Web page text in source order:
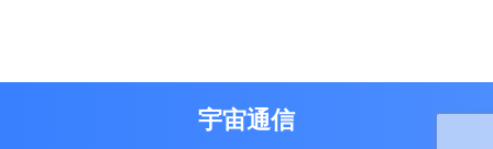
宇宙通信